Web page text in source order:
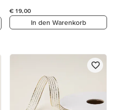
€ 19,00
In den Warenkorb